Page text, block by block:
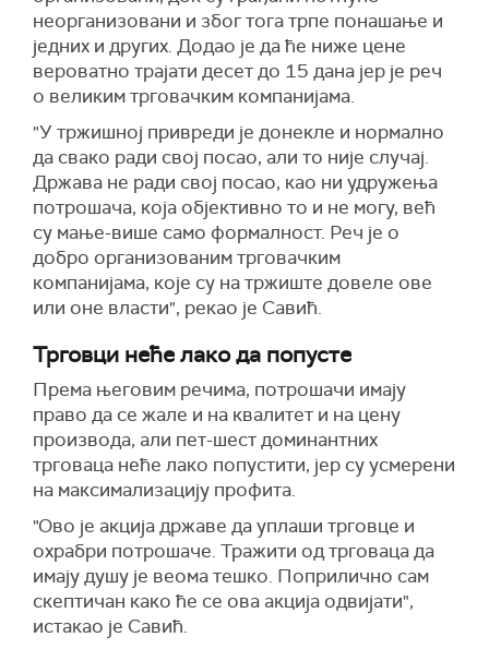
неорганизовани и због тога трпе понашање и
једних и других. Додао је да ће ниже цене
вероватно трајати десет до 15 дана јер је реч
о великим трговачким компанијама.
"У тржишној привреди је донекле и нормално
да свако ради свој посао, али то није случај.
Држава не ради свој посао, као ни удружења
потрошача, која објективно то и не могу, већ
су мање-више само формалност. Реч је о
добро организованим трговачким
компанијама, које су на тржиште довеле ове
или оне власти", рекао је Савић.
Трговци неће лако да попусте
Према његовим речима, потрошачи имају
право да се жале и на квалитет и на цену
производа, али пет-шест доминантних
трговаца неће лако попустити, јер су усмерени
на максимализацију профита.
"Ово је акција државе да уплаши трговце и
охрабри потрошаче. Тражити од трговаца да
имају душу је веома тешко. Поприлично сам
скептичан како ће се ова акција одвијати",
истакао је Савић.